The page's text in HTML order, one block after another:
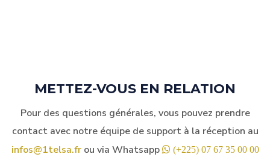
METTEZ-VOUS EN RELATION
Pour des questions générales, vous pouvez prendre
contact avec notre équipe de support à la réception au
infos@1telsa.frou via Whatsapp (+225) 07 67 35 00 00